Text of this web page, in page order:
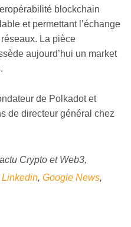
blockchain
et permettant l’échange
La pièce
aujourd’hui un market
de Polkadot et
de directeur général chez
Crypto et Web3,
Linkedin, Google News,